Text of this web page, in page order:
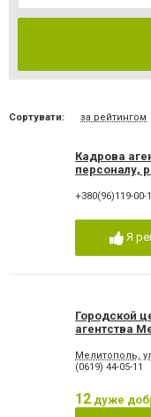
Сортувати: за рейтингом
Кадрова
персоналу,
+380(96)119-00-
Я
Городской
агентства
Мелитополь,
(0619) 44-05-11
12 дуже